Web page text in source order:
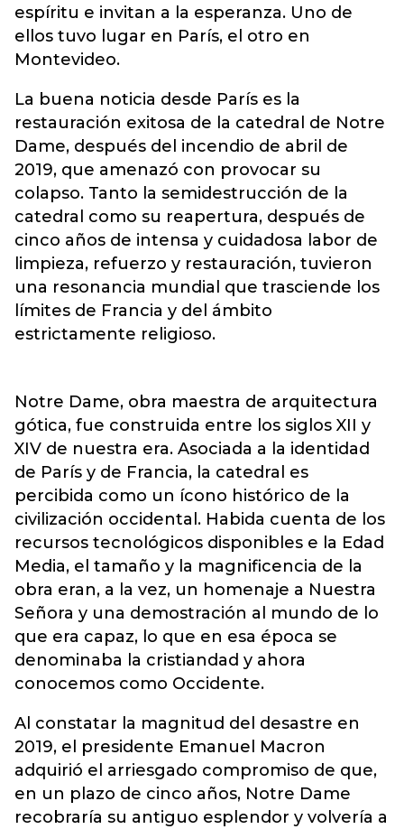
espíritu e invitan a la esperanza. Uno de
ellos tuvo lugar en París, el otro en
Montevideo.
La buena noticia desde París es la
restauración exitosa de la catedral de Notre
Dame, después del incendio de abril de
2019, que amenazó con provocar su
colapso. Tanto la semidestrucción de la
catedral como su reapertura, después de
cinco años de intensa y cuidadosa labor de
limpieza, refuerzo y restauración, tuvieron
una resonancia mundial que trasciende los
límites de Francia y del ámbito
estrictamente religioso.
Notre Dame, obra maestra de arquitectura
gótica, fue construida entre los siglos XII y
XIV de nuestra era. Asociada a la identidad
de París y de Francia, la catedral es
percibida como un ícono histórico de la
civilización occidental. Habida cuenta de los
recursos tecnológicos disponibles e la Edad
Media, el tamaño y la magnificencia de la
obra eran, a la vez, un homenaje a Nuestra
Señora y una demostración al mundo de lo
que era capaz, lo que en esa época se
denominaba la cristiandad y ahora
conocemos como Occidente.
Al constatar la magnitud del desastre en
2019, el presidente Emanuel Macron
adquirió el arriesgado compromiso de que,
en un plazo de cinco años, Notre Dame
recobraría su antiguo esplendor y volvería a